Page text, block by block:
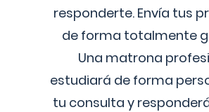
responderte. Envía tus
de forma totalmente
Una matrona
estudiará de forma
tu consulta y